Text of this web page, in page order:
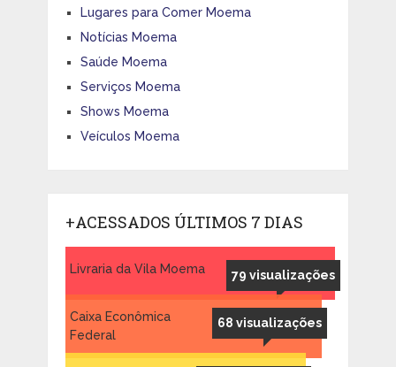
Lugares para Comer Moema
Notícias Moema
Saúde Moema
Serviços Moema
Shows Moema
Veículos Moema
+ACESSADOS ÚLTIMOS 7 DIAS
79 visualizações
Livraria da Vila Moema
68 visualizações
Caixa Econômica
Federal